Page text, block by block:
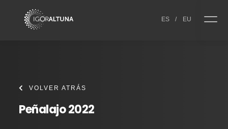
ES / EU
VOLVER ATRÁS
Peñalajo 2022